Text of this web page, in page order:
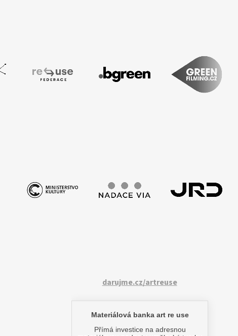
darujme.cz/artreuse